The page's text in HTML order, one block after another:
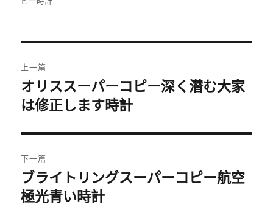
章
导
航
上一篇
上
篇
章：
オリススーパーコピー深く潜む大家
は修正します時計
下一篇
下
篇
ブライトリングスーパーコピー航空
極光青い時計